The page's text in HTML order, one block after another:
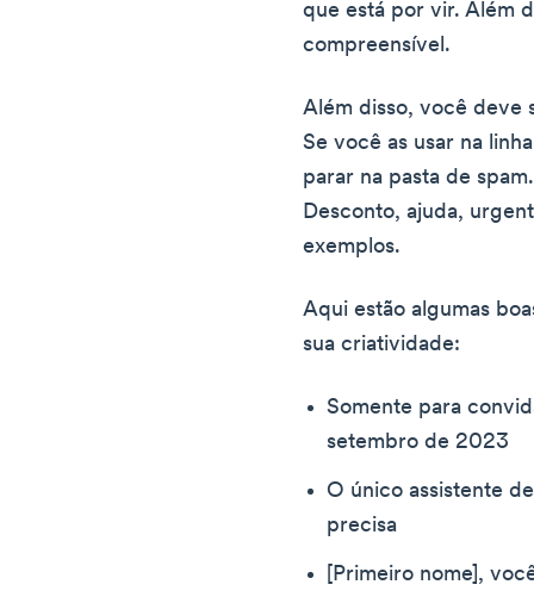
que está por vir. Além
compreensível.
Além disso, você deve
Se você as usar na
parar na pasta de
Desconto, ajuda,
exemplos.
Aqui estão algumas
sua criatividade:
Somente para
setembro de 2023
O único assistente
precisa
[Primeiro nome],